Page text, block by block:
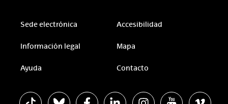
Sede electrónica Accesibilidad
Información legal Mapa
Ayuda Contacto